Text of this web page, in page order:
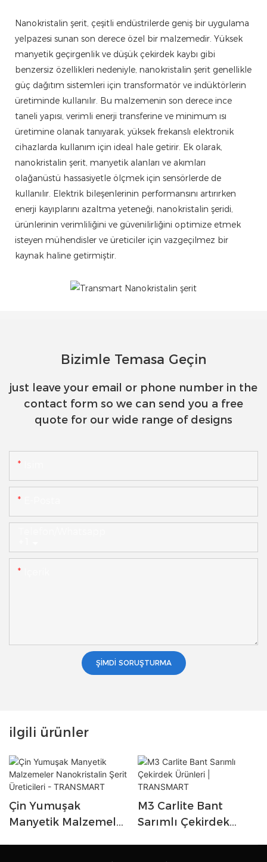
Nanokristalin şerit, çeşitli endüstrilerde geniş bir uygulama
yelpazesi sunan son derece özel bir malzemedir. Yüksek
manyetik geçirgenlik ve düşük çekirdek kaybı gibi
benzersiz özellikleri nedeniyle, nanokristalin şerit genellikle
güç dağıtım sistemleri için transformatör ve indüktörlerin
üretiminde kullanılır. Bu malzemenin son derece ince
taneli yapısı, verimli enerji transferine ve minimum ısı
üretimine olanak tanıyarak, yüksek frekanslı elektronik
cihazlarda kullanım için ideal hale getirir. Ek olarak,
nanokristalin şerit, manyetik alanları ve akımları
olağanüstü hassasiyetle ölçmek için sensörlerde de
kullanılır. Elektrik bileşenlerinin performansını artırırken
enerji kayıplarını azaltma yeteneği, nanokristalin şeridi,
ürünlerinin verimliliğini ve güvenilirliğini optimize etmek
isteyen mühendisler ve üreticiler için vazgeçilmez bir
kaynak haline getirmiştir.
Bizimle Temasa Geçin
just leave your email or phone number in the
contact form so we can send you a free
quote for our wide range of designs
ŞIMDI SORUŞTURMA
ilgili ürünler
Çin Yumuşak
Manyetik Malzemeler
M3 Carlite Bant
Sarımlı Çekirdek